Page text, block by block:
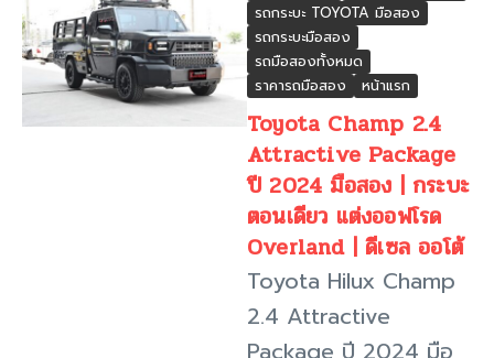
รถกระบะ TOYOTA มือสอง
รถกระบะมือสอง
รถมือสองทั้งหมด
ราคารถมือสอง
หน้าแรก
Toyota Champ 2.4
Attractive Package
ปี 2024 มือสอง | กระบะ
ตอนเดียว แต่งออฟโรด
Overland | ดีเซล ออโต้
Toyota Hilux Champ
2.4 Attractive
Package ปี 2024 มือ